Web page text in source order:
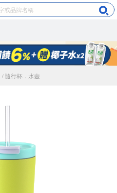
/ 隨行杯．水壺